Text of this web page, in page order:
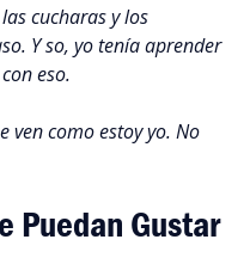
cucharas y los
Y so, yo tenía aprender
eso.
ven como estoy yo. No
Puedan Gustar